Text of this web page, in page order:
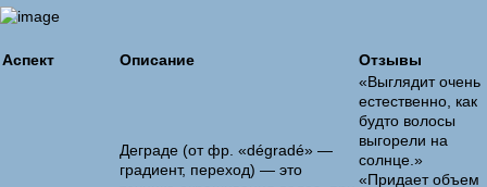
Аспект Описание Отзывы
Деграде (от фр. «dégradé» —
градиент, переход) — это
«Выглядит очень
естественно, как
будто волосы
выгорели на
солнце.»
«Придает объем